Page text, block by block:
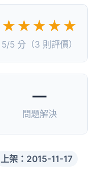
★★★★★
5/5 分（3 則評價）
—
問題解決
上架：2015-11-17